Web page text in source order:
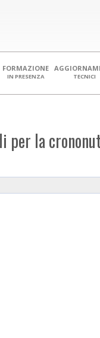
FORMAZIONE
IN PRESENZA TECNICI
per la